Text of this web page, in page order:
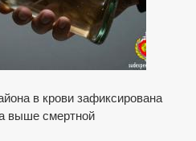
в крови зафиксирована
выше смертной